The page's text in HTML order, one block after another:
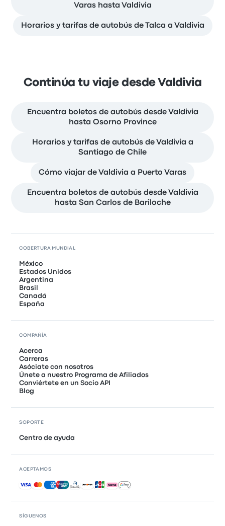
Varas hasta Valdivia
Horarios y tarifas de autobús de Talca a Valdivia
Continúa tu viaje desde Valdivia
Encuentra boletos de autobús desde Valdivia
hasta Osorno Province
Horarios y tarifas de autobús de Valdivia a
Santiago de Chile
Cómo viajar de Valdivia a Puerto Varas
Encuentra boletos de autobús desde Valdivia
hasta San Carlos de Bariloche
SÍGUENOS
COBERTURA MUNDIAL
México
Estados Unidos
Argentina
Brasil
Canadá
España
COMPAÑÍA
Acerca
Carreras
Asóciate con nosotros
Únete a nuestro Programa de Afiliados
Conviértete en un Socio API
Blog
SOPORTE
Centro de ayuda
ACEPTAMOS
Pagos aceptados